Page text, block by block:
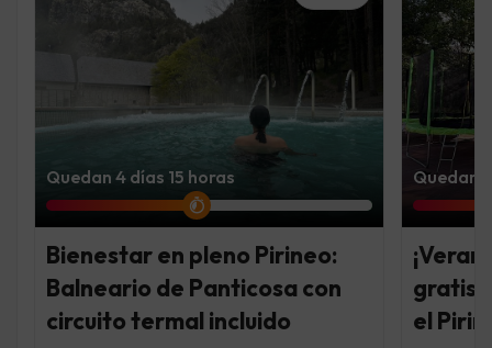
Quedan 4 días 15 horas
Bienestar en pleno Pirineo:
Balneario de Panticosa con
circuito termal incluido
Quedan
gratis,
el